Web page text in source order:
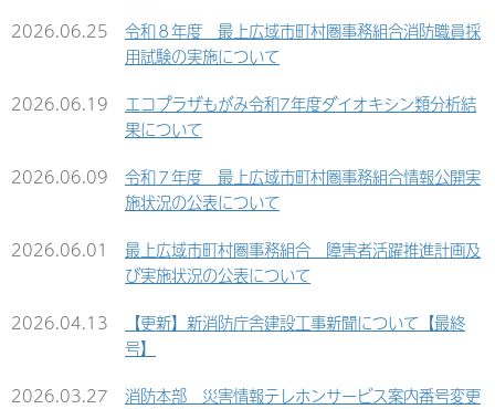
2026.06.25
令和８年度 最上広域市町村圏事務組合消防職員採
用試験の実施について
2026.06.19
エコプラザもがみ令和7年度ダイオキシン類分析結
果について
2026.06.09
令和７年度 最上広域市町村圏事務組合情報公開実
施状況の公表について
2026.06.01
最上広域市町村圏事務組合 障害者活躍推進計画及
び実施状況の公表について
2026.04.13
【更新】新消防庁舎建設工事新聞について【最終
号】
2026.03.27
消防本部 災害情報テレホンサービス案内番号変更